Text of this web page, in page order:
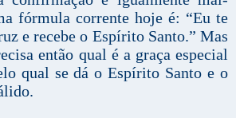
fórmula corrente hoje é: “Eu te
e recebe o Espírito Santo.” Mas
então qual é a graça especial
qual se dá o Espírito Santo e o